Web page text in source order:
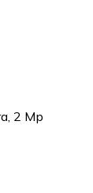
2 Mp